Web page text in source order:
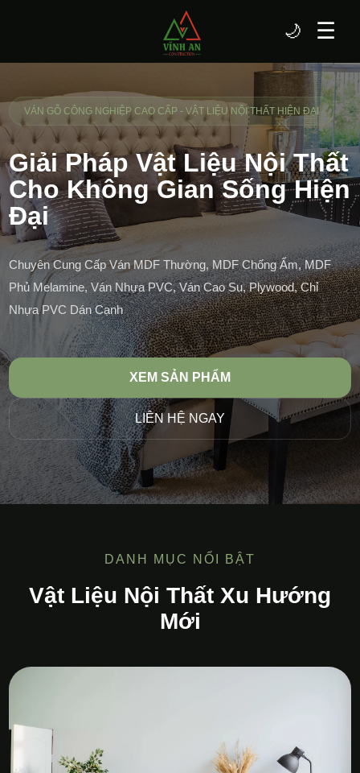
☰
🌙
VÁN GỖ CÔNG NGHIỆP CAO CẤP - VẬT LIỆU NỘI THẤT HIỆN ĐẠI
Giải Pháp Vật Liệu Nội Thất
Cho Không Gian Sống Hiện
Đại
Chuyên Cung Cấp Ván MDF Thường, MDF Chống Ẩm, MDF
Phủ Melamine, Ván Nhựa PVC, Ván Cao Su, Plywood, Chỉ
Nhựa PVC Dán Cạnh
XEM SẢN PHẨM
LIÊN HỆ NGAY
DANH MỤC NỔI BẬT
Vật Liệu Nội Thất Xu Hướng
Mới